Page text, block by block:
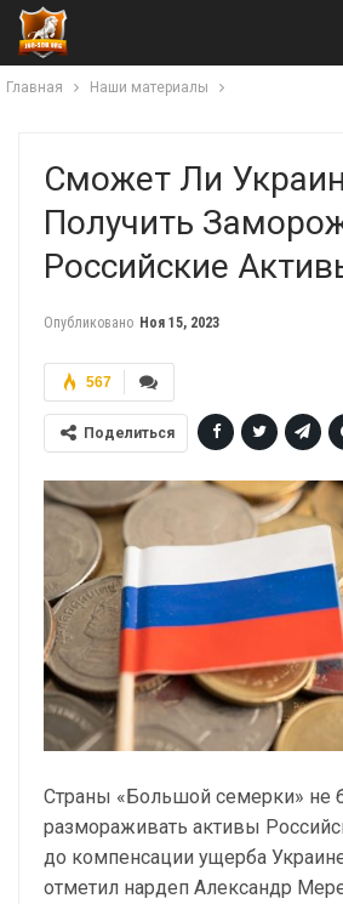
Главная Наши материалы
Сможет Ли
Получить
Российские
Опубликовано Ноя 15, 2023
567
Поделиться
Страны «Большой семерки» не
размораживать активы
до компенсации ущерба
отметил нардеп Александр